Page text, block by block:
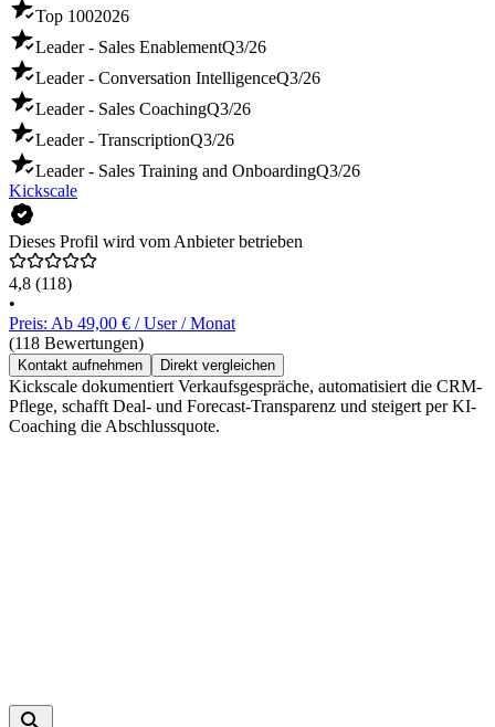
Top 1002026
Leader - Sales EnablementQ3/26
Leader - Conversation IntelligenceQ3/26
Leader - Sales CoachingQ3/26
Leader - TranscriptionQ3/26
Leader - Sales Training and OnboardingQ3/26
Kickscale
Dieses Profil wird vom Anbieter betrieben
4,8 (118)
•
Preis: Ab 49,00 € / User / Monat
(118 Bewertungen)
Kontakt aufnehmen Direkt vergleichen
Kickscale dokumentiert Verkaufsgespräche, automatisiert die CRM-
Pflege, schafft Deal- und Forecast-Transparenz und steigert per KI-
Coaching die Abschlussquote.